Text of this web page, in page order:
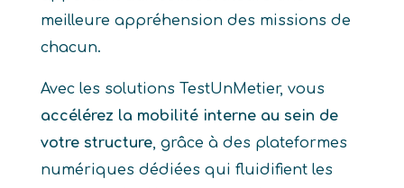
meilleure appréhension des missions de
chacun.
Avec les solutions TestUnMetier, vous
accélérez la mobilité interne au sein de
votre structure, grâce à des plateformes
numériques dédiées qui fluidifient les